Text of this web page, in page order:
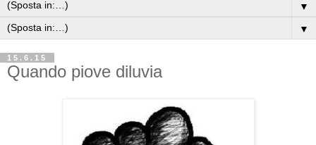
▼
▼
15.6.15
Quando piove diluvia